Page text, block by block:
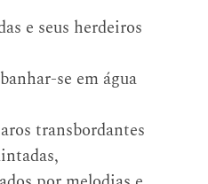
e seus herdeiros
se em água
transbordantes